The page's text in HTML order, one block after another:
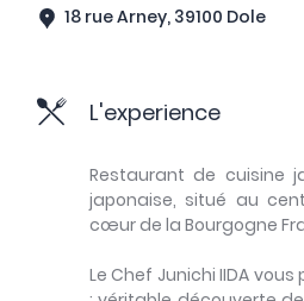
18 rue Arney, 39100 Dole
L'experience
Restaurant de cuisine
japonaise, situé au
cœur de la Bourgogne
Le Chef Junichi IIDA